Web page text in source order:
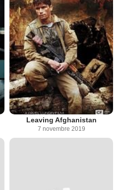
Leaving Afghanistan
7 novembre 2019